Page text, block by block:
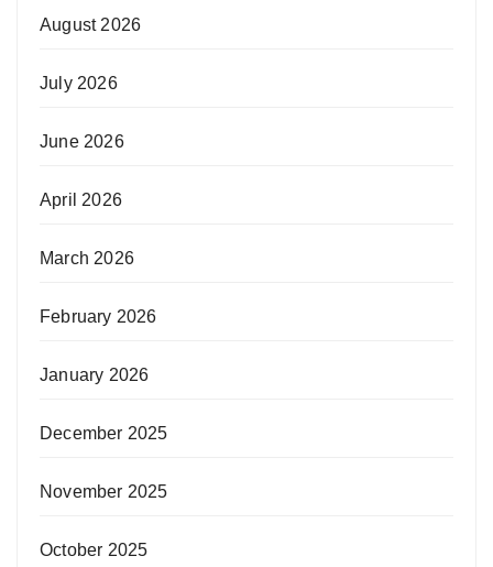
August 2026
July 2026
June 2026
April 2026
March 2026
February 2026
January 2026
December 2025
November 2025
October 2025